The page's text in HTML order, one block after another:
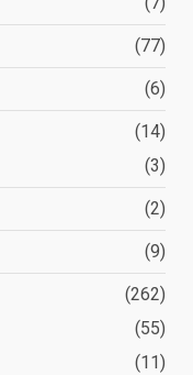
(77)
(6)
(14)
(3)
(2)
(9)
(262)
(55)
(11)